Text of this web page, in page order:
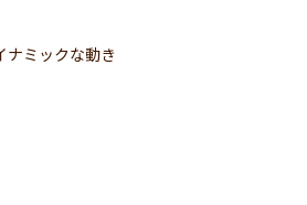
ナミックな動き